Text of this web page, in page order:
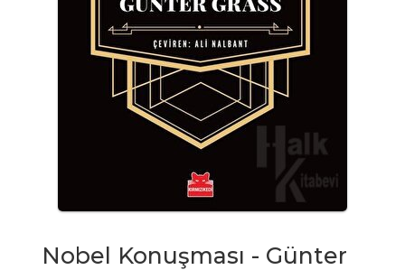
Nobel Konuşması - Günter